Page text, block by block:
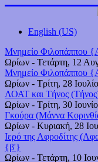
English (US)
Μνημείο Φιλοπάππου
Ωρίων - Τετάρτη, 12
Μνημείο Φιλοπάππου
Ωρίων - Τρίτη, 28
ΛΟΑΤ και Τήνος
Ωρίων - Τρίτη, 30
Γκούρα (Μάννα
Ωρίων - Κυριακή, 28
Ιερό της Αφροδίτης
{β'}
Ωρίων - Τετάρτη, 10